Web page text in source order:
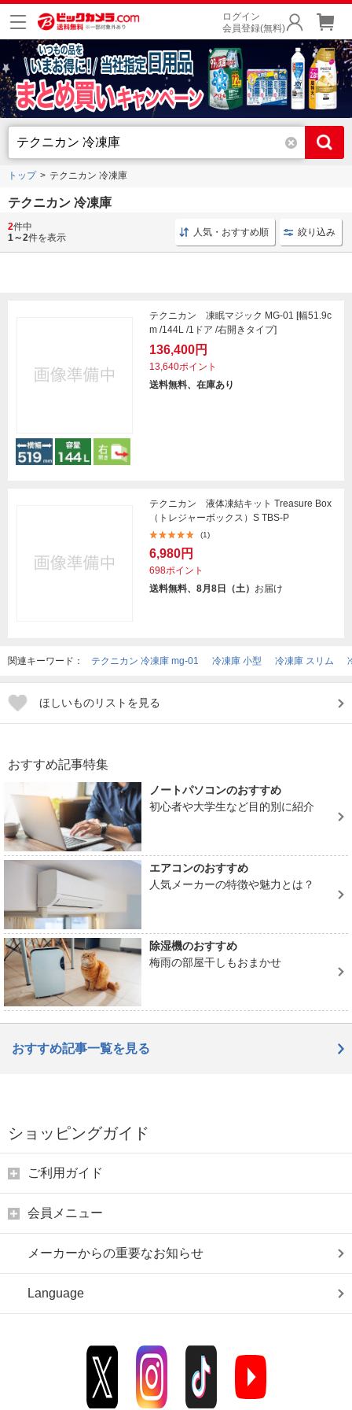
ログイン
会員登録(無料)
トップ テクニカン 冷凍庫
テクニカン 冷凍庫
冷凍庫 家庭用 テクニカン 凍眠 冷凍庫 1ドア
2件中
1～2件を表示 人気・おすすめ順 絞り込み
テクニカン 凍眠マジック MG-01 [幅51.9c
m /144L /1ドア /右開きタイプ]
136,400円
13,640ポイント
送料無料、在庫あり
テクニカン 液体凍結キット Treasure Box
（トレジャーボックス）S TBS-P
(1)
6,980円
698ポイント
送料無料、8月8日（土） お届け
関連キーワード： テクニカン 冷凍庫 mg-01 冷凍庫 小型 冷凍庫 スリム
ほしいものリストを見る
おすすめ記事特集
ノートパソコンのおすすめ
初心者や大学生など目的別に紹介
エアコンのおすすめ
人気メーカーの特徴や魅力とは？
除湿機のおすすめ
梅雨の部屋干しもおまかせ
おすすめ記事一覧を見る
ショッピングガイド
ご利用ガイド
会員メニュー
メーカーからの重要なお知らせ
Language